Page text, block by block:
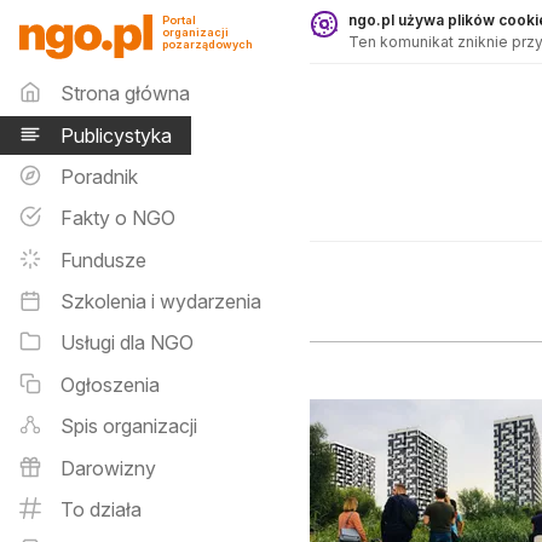
Publicystyka - ngo.pl
Portal
organizacji
pozarządowych
Menu główne
Strona główna
Publicystyka
Poradnik
Fakty o NGO
Fundusze
Szkolenia i wydarzenia
Usługi dla NGO
Ogłoszenia
Spis organizacji
Darowizny
To działa
ngo.pl używa plików
Ten komunikat zniknie